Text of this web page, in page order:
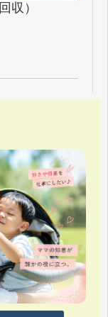
収）